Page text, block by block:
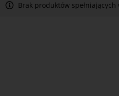
Brak produktów